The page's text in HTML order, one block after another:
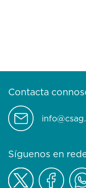
Contacta
Síguenos en